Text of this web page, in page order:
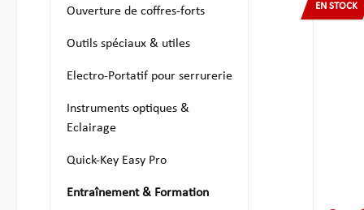
Ouverture de coffres-forts
Outils spéciaux & utiles
Electro-Portatif pour serrurerie
Instruments optiques &
Eclairage
Quick-Key Easy Pro
Entraînement & Formation
EN STOCK